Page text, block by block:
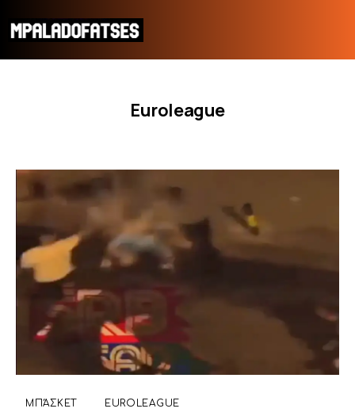
ΜΟΥΝΤΙΑΛ 2026
ΜΠΑΣΚΕΤ
ΣΠΟΡ
ΣΥΝΕΝΤΕΥΞΕΙΣ
BLOGS
BEYOND SPORTS
ΑΦΙΕΡΩΜΑΤΑ
Euroleague
ΜΠΆΣΚΕΤ EUROLEAGUE